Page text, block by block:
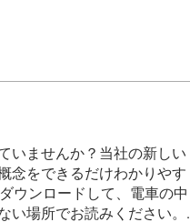
いませんか？当社の新しい
念をできるだけわかりやす
ダウンロードして、電車の中
場所でお読みください。 .